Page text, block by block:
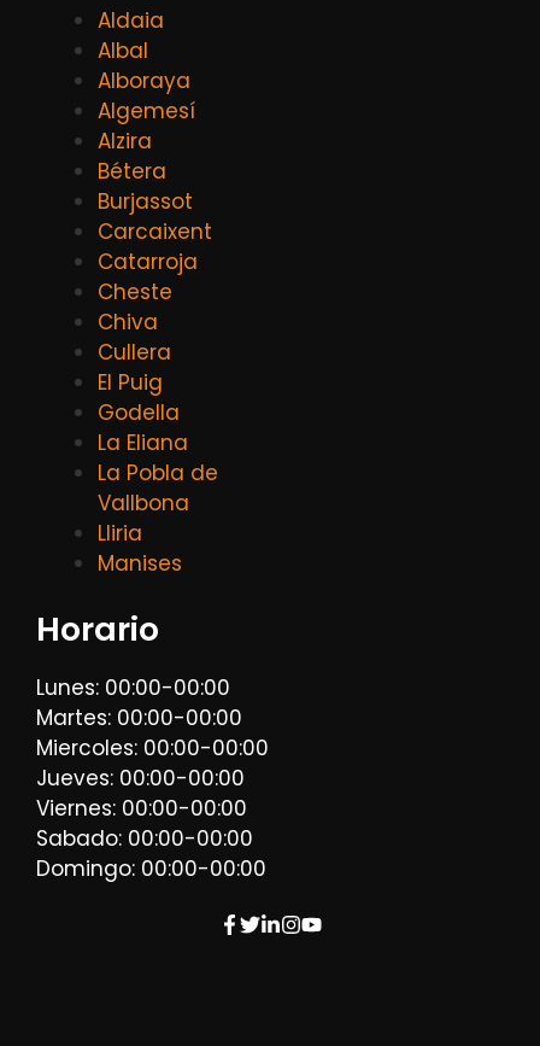
Aldaia
Albal
Alboraya
Algemesí
Alzira
Bétera
Burjassot
Carcaixent
Catarroja
Cheste
Chiva
Cullera
El Puig
Godella
La Eliana
La Pobla de
Vallbona
Lliria
Manises
Horario
Lunes: 00:00-00:00
Martes: 00:00-00:00
Miercoles: 00:00-00:00
Jueves: 00:00-00:00
Viernes: 00:00-00:00
Sabado: 00:00-00:00
Domingo: 00:00-00:00